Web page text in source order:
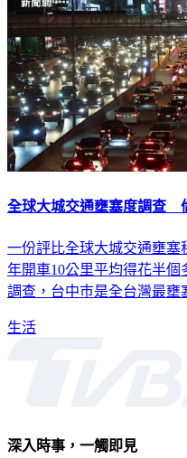
全球大城交通壅塞度調查
一份評比全球大城交通壅塞
年開車10公里平均得花半
調查，台中巿是全台灣最壅
生活
深入時事，一觸即見